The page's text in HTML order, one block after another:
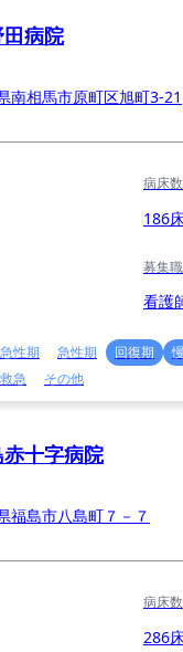
病院
南相馬市原町区旭町3-21
病床数
186
募集
看護
性期 急性期 回復期
急
その他
十字病院
福島市八島町７－７
病床数
286